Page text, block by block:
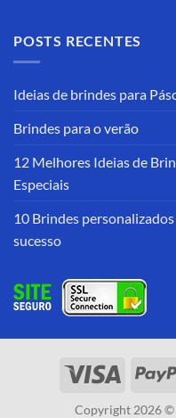
POSTS RECENTES
Ideias de brindes para
Brindes para o verão
12 Melhores Ideias de
Especiais
10 Brindes
sucesso
Copyright 2026 ©